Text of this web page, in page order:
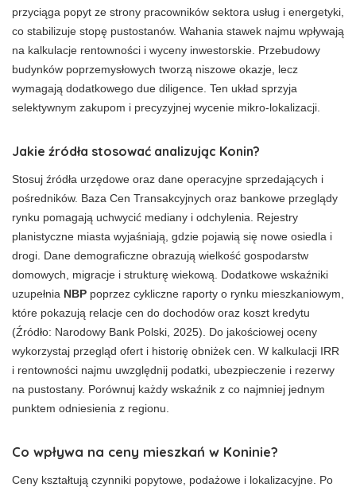
przyciąga popyt ze strony pracowników sektora usług i energetyki,
co stabilizuje stopę pustostanów. Wahania stawek najmu wpływają
na kalkulacje rentowności i wyceny inwestorskie. Przebudowy
budynków poprzemysłowych tworzą niszowe okazje, lecz
wymagają dodatkowego due diligence. Ten układ sprzyja
selektywnym zakupom i precyzyjnej wycenie mikro-lokalizacji.
Jakie źródła stosować analizując Konin?
Stosuj źródła urzędowe oraz dane operacyjne sprzedających i
pośredników. Baza Cen Transakcyjnych oraz bankowe przeglądy
rynku pomagają uchwycić mediany i odchylenia. Rejestry
planistyczne miasta wyjaśniają, gdzie pojawią się nowe osiedla i
drogi. Dane demograficzne obrazują wielkość gospodarstw
domowych, migracje i strukturę wiekową. Dodatkowe wskaźniki
uzupełnia NBP poprzez cykliczne raporty o rynku mieszkaniowym,
które pokazują relacje cen do dochodów oraz koszt kredytu
(Źródło: Narodowy Bank Polski, 2025). Do jakościowej oceny
wykorzystaj przegląd ofert i historię obniżek cen. W kalkulacji IRR
i rentowności najmu uwzględnij podatki, ubezpieczenie i rezerwy
na pustostany. Porównuj każdy wskaźnik z co najmniej jednym
punktem odniesienia z regionu.
Co wpływa na ceny mieszkań w Koninie?
Ceny kształtują czynniki popytowe, podażowe i lokalizacyjne. Po